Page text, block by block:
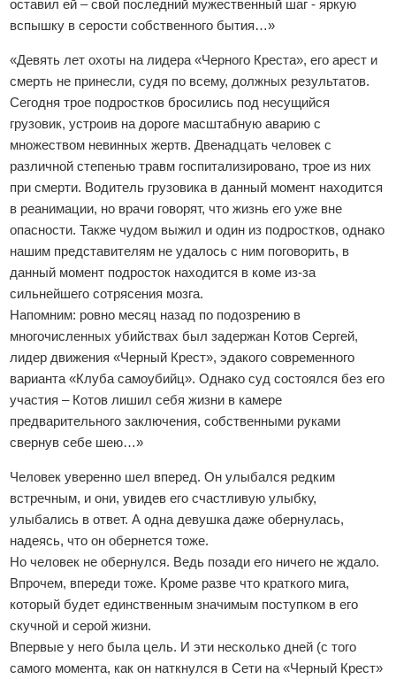
оставил ей – свой последний мужественный шаг - яркую
вспышку в серости собственного бытия…»
«Девять лет охоты на лидера «Черного Креста», его арест и
смерть не принесли, судя по всему, должных результатов.
Сегодня трое подростков бросились под несущийся
грузовик, устроив на дороге масштабную аварию с
множеством невинных жертв. Двенадцать человек с
различной степенью травм госпитализировано, трое из них
при смерти. Водитель грузовика в данный момент находится
в реанимации, но врачи говорят, что жизнь его уже вне
опасности. Также чудом выжил и один из подростков, однако
нашим представителям не удалось с ним поговорить, в
данный момент подросток находится в коме из-за
сильнейшего сотрясения мозга.
Напомним: ровно месяц назад по подозрению в
многочисленных убийствах был задержан Котов Сергей,
лидер движения «Черный Крест», эдакого современного
варианта «Клуба самоубийц». Однако суд состоялся без его
участия – Котов лишил себя жизни в камере
предварительного заключения, собственными руками
свернув себе шею…»
Человек уверенно шел вперед. Он улыбался редким
встречным, и они, увидев его счастливую улыбку,
улыбались в ответ. А одна девушка даже обернулась,
надеясь, что он обернется тоже.
Но человек не обернулся. Ведь позади его ничего не ждало.
Впрочем, впереди тоже. Кроме разве что краткого мига,
который будет единственным значимым поступком в его
скучной и серой жизни.
Впервые у него была цель. И эти несколько дней (с того
самого момента, как он наткнулся в Сети на «Черный Крест»